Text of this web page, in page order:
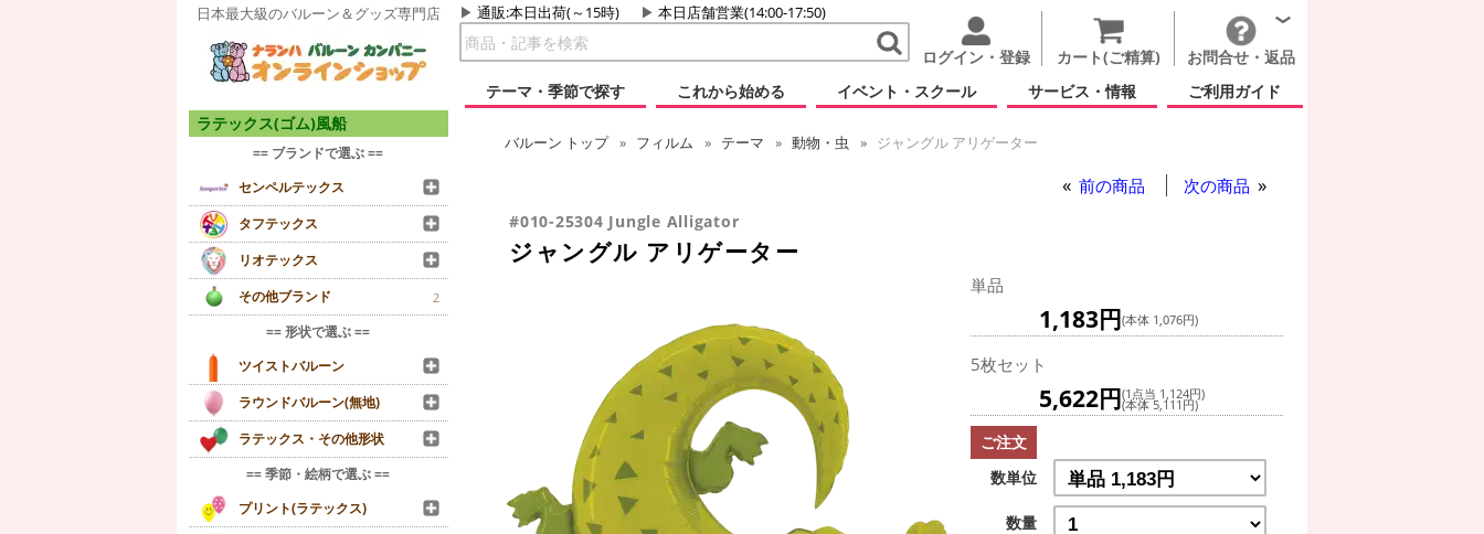
日本最大級のバルーン＆グッズ専門店 通販:本日出荷(～15時) 本日店舗営業(14:00-17:50)
ログイン・登録 カート(ご精算)
お問合せ・返品
テーマ・季節で探す
これから始める イベント・スクール サービス・情報 ご利用ガイド
ラテックス(ゴム)風船
== ブランドで選ぶ ==
センペルテックス
タフテックス
リオテックス
その他ブランド
2
== 形状で選ぶ ==
ツイストバルーン
ラウンドバルーン(無地)
ラテックス・その他形状
== 季節・絵柄で選ぶ ==
プリント(ラテックス)
バルーン トップ フィルム テーマ 動物・虫 ジャングル アリゲーター
前の商品 次の商品
#010-25304 Jungle Alligator
ジャングル アリゲーター
単品
1,183円(本体 1,076円)
5枚セット
5,622円(1点当 1,124円)
(本体 5,111円)
ご注文
数単位
数量